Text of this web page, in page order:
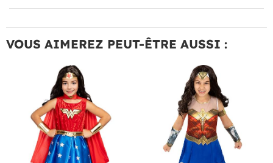
VOUS AIMEREZ PEUT-ÊTRE AUSSI :